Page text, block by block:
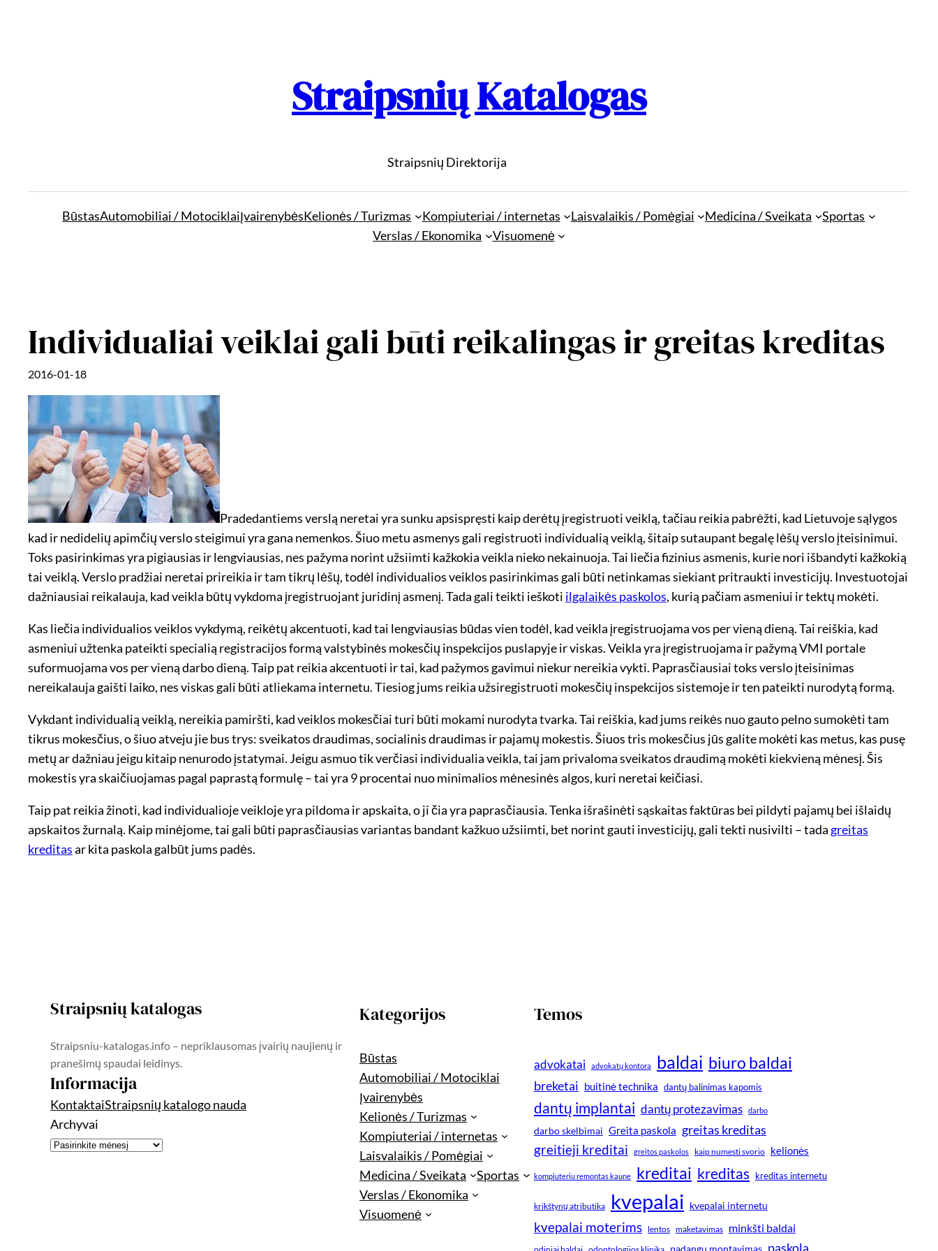
Straipsnių Katalogas
Straipsnių Direktorija
BūstasAutomobiliai / MotociklaiĮvairenybėsKelionės / Turizmas Kompiuteriai / internetas Laisvalaikis / Pomėgiai Medicina / Sveikata
Sportas
Verslas / Ekonomika
Visuomenė
Individualiai veiklai gali būti reikalingas ir greitas kreditas
2016-01-18
Pradedantiems verslą neretai yra sunku apsispręsti kaip derėtų įregistruoti veiklą, tačiau reikia pabrėžti, kad Lietuvoje sąlygos
kad ir nedidelių apimčių verslo steigimui yra gana nemenkos. Šiuo metu asmenys gali registruoti individualią veiklą, šitaip sutaupant begalę lėšų verslo įteisinimui.
Toks pasirinkimas yra pigiausias ir lengviausias, nes pažyma norint užsiimti kažkokia veikla nieko nekainuoja. Tai liečia fizinius asmenis, kurie nori išbandyti kažkokią
tai veiklą. Verslo pradžiai neretai prireikia ir tam tikrų lėšų, todėl individualios veiklos pasirinkimas gali būti netinkamas siekiant pritraukti investicijų. Investuotojai
dažniausiai reikalauja, kad veikla būtų vykdoma įregistruojant juridinį asmenį. Tada gali teikti ieškoti ilgalaikės paskolos, kurią pačiam asmeniui ir tektų mokėti.
Kas liečia individualios veiklos vykdymą, reikėtų akcentuoti, kad tai lengviausias būdas vien todėl, kad veikla įregistruojama vos per vieną dieną. Tai reiškia, kad
asmeniui užtenka pateikti specialią registracijos formą valstybinės mokesčių inspekcijos puslapyje ir viskas. Veikla yra įregistruojama ir pažymą VMI portale
suformuojama vos per vieną darbo dieną. Taip pat reikia akcentuoti ir tai, kad pažymos gavimui niekur nereikia vykti. Paprasčiausiai toks verslo įteisinimas
nereikalauja gaišti laiko, nes viskas gali būti atliekama internetu. Tiesiog jums reikia užsiregistruoti mokesčių inspekcijos sistemoje ir ten pateikti nurodytą formą.
Vykdant individualią veiklą, nereikia pamiršti, kad veiklos mokesčiai turi būti mokami nurodyta tvarka. Tai reiškia, kad jums reikės nuo gauto pelno sumokėti tam
tikrus mokesčius, o šiuo atveju jie bus trys: sveikatos draudimas, socialinis draudimas ir pajamų mokestis. Šiuos tris mokesčius jūs galite mokėti kas metus, kas pusę
metų ar dažniau jeigu kitaip nenurodo įstatymai. Jeigu asmuo tik verčiasi individualia veikla, tai jam privaloma sveikatos draudimą mokėti kiekvieną mėnesį. Šis
mokestis yra skaičiuojamas pagal paprastą formulę – tai yra 9 procentai nuo minimalios mėnesinės algos, kuri neretai keičiasi.
Taip pat reikia žinoti, kad individualioje veikloje yra pildoma ir apskaita, o ji čia yra paprasčiausia. Tenka išrašinėti sąskaitas faktūras bei pildyti pajamų bei išlaidų
apskaitos žurnalą. Kaip minėjome, tai gali būti paprasčiausias variantas bandant kažkuo užsiimti, bet norint gauti investicijų, gali tekti nusivilti – tada greitas
kreditasar kita paskola galbūt jums padės.
Straipsnių katalogas
Straipsniu-katalogas.info – nepriklausomas įvairių naujienų ir
pranešimų spaudai leidinys.
Informacija
KontaktaiStraipsnių katalogo nauda
Archyvai
Kategorijos
Būstas
Automobiliai / Motociklai
Įvairenybės
Kelionės / Turizmas
Kompiuteriai / internetas
Laisvalaikis / Pomėgiai
Medicina / Sveikata
Sportas
Verslas / Ekonomika
Visuomenė
Temos
advokatai advokatų kontora baldai biuro baldai
breketai buitinė technika dantų balinimas kapomis
dantų implantai dantų protezavimas darbo
darbo skelbimai Greita paskola greitas kreditas
greitieji kreditai greitos paskolos kaip numesti svorio kelionės
kompiuteriu remontas kaune kreditai kreditas kreditas internetu
krikštynų atributika kvepalai kvepalai internetu
kvepalai moterims lentos maketavimas minkšti baldai
padangų montavimas paskola